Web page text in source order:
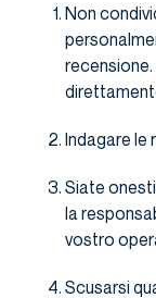
Non
Indagare le
Siate
la
vostro
Scusarsi